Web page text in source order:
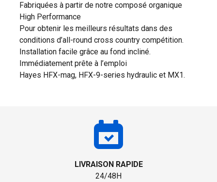
Fabriquées à partir de notre composé organique
High Performance
Pour obtenir les meilleurs résultats dans des
conditions d’all-round cross country compétition.
Installation facile grâce au fond incliné.
Immédiatement prête à l’emploi
Hayes HFX-mag, HFX-9-series hydraulic et MX1.
LIVRAISON RAPIDE
24/48H